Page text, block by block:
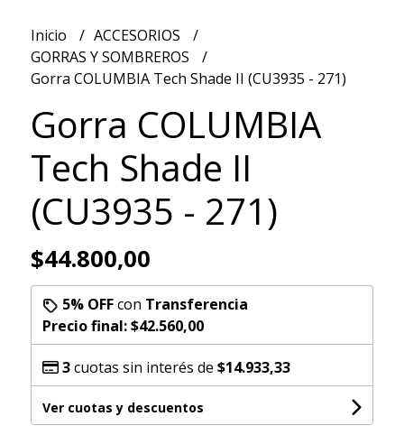
Inicio
ACCESORIOS
GORRAS Y SOMBREROS
Gorra COLUMBIA Tech Shade II (CU3935 - 271)
Gorra COLUMBIA
Tech Shade II
(CU3935 - 271)
$44.800,00
5% OFFcon Transferencia
Precio final:$42.560,00
3cuotas sin interés de $14.933,33
Ver cuotas y descuentos